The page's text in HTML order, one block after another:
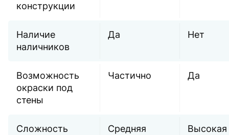
конструкции
Наличие
наличников
Да Нет
Возможность
окраски под
стены
Частично Да
Сложность
Средняя Высокая